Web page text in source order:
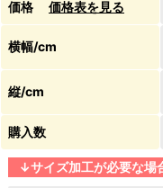
価格 価格表を見る
横幅/cm
縦/cm
購入数
↓サイズ加工が必要な場